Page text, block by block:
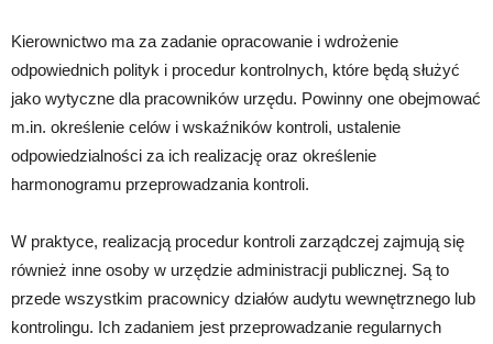
Kierownictwo ma za zadanie opracowanie i wdrożenie
odpowiednich polityk i procedur kontrolnych, które będą służyć
jako wytyczne dla pracowników urzędu. Powinny one obejmować
m.in. określenie celów i wskaźników kontroli, ustalenie
odpowiedzialności za ich realizację oraz określenie
harmonogramu przeprowadzania kontroli.
W praktyce, realizacją procedur kontroli zarządczej zajmują się
również inne osoby w urzędzie administracji publicznej. Są to
przede wszystkim pracownicy działów audytu wewnętrznego lub
kontrolingu. Ich zadaniem jest przeprowadzanie regularnych